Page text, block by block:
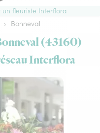
un fleuriste Interflora
› Bonneval
(43160)
Interflora